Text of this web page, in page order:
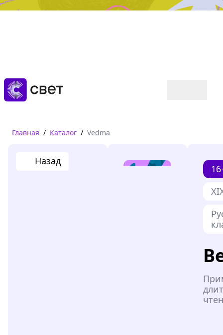
Дружба, любовь, взросление
Читать
Главная / Каталог / Vedma
Назад